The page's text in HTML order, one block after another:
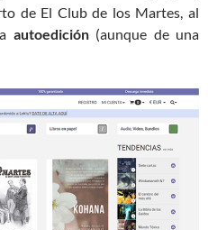
de El Club de los Martes, al
autoedición(aunque de una